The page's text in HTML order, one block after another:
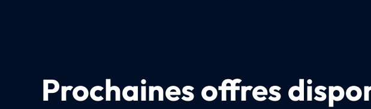
Prochaines offres